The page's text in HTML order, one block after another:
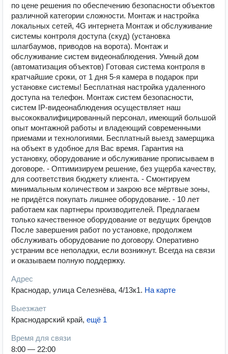
по цене решения по обеспечению безопасности объектов
различной категории сложности. Монтаж и настройка
локальных сетей, 4G интернета Монтаж и обслуживание
системы контроля доступа (скуд) (установка
шлагбаумов, приводов на ворота). Монтаж и
обслуживание систем видеонаблюдения. Умный дом
(автоматизация объектов) Гoтoвая cиcтемa контроля в
кратчайшие сроки, от 1 дня 5-я камера в подарок при
установке системы! Бесплатная настройка удаленного
доступа на телефон. Монтаж систем безопасности,
систем IP-видеонаблюдения осуществляет наш
высококвалифицированный персонал, имеющий большой
опыт монтажной работы и владеющий современными
приемами и технологиями. Бесплатный выезд замерщика
на объект в удобное для Вас время. Гарантия на
установку, оборудование и обслуживание прописываем в
договоре. - Оптимизируем решение, без ущерба качеству,
для соответствия бюджету клиента. - Смонтируем
минимальным количеством и закрою все мёртвые зоны,
не придётся покупать лишнее оборудование. - 10 лет
работаем как партнеры производителей. Предлагаем
только качественное оборудование от ведущих брендов
После завершения работ по установке, продолжем
обслуживать оборудование по договору. Оперативно
устраним все неполадки, если возникнут. Всегда на связи
и оказываем полную поддержку.
Адрес
Краснодар, улица Селезнёва, 4/13к1. На карте
Выезжает
Краснодарский край, ещё 1
Время для связи
8:00 — 22:00